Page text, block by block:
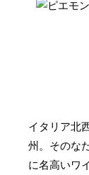
イタリア北
州。そのな
に名高いワ